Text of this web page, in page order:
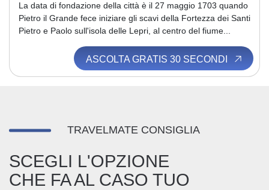
La data di fondazione della città è il 27 maggio 1703 quando
Pietro il Grande fece iniziare gli scavi della Fortezza dei Santi
Pietro e Paolo sull'isola delle Lepri, al centro del fiume...
ASCOLTA GRATIS 30 SECONDI
TRAVELMATE CONSIGLIA
SCEGLI L'OPZIONE
CHE FA AL CASO TUO